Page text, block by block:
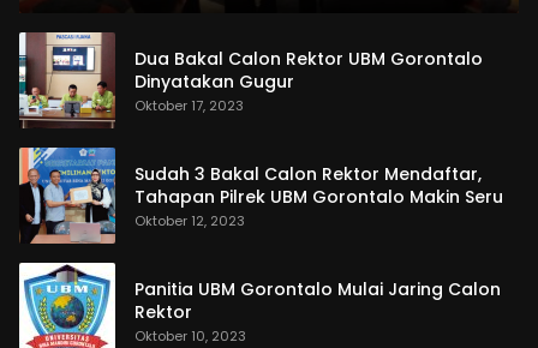
Dua Bakal Calon Rektor UBM Gorontalo
Dinyatakan Gugur
Oktober 17, 2023
Sudah 3 Bakal Calon Rektor Mendaftar,
Tahapan Pilrek UBM Gorontalo Makin Seru
Oktober 12, 2023
Panitia UBM Gorontalo Mulai Jaring Calon
Rektor
Oktober 10, 2023